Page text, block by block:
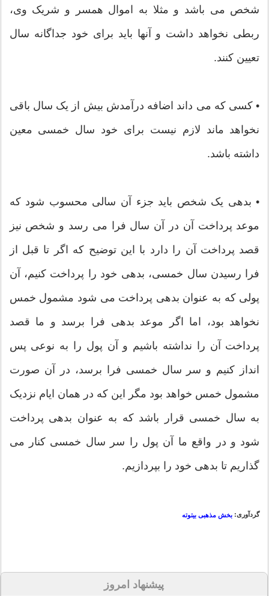
شخص می باشد و مثلا به اموال همسر و شریک وی،
ربطی نخواهد داشت و آنها باید برای خود جداگانه سال
تعیین کنند.
• کسی که می داند اضافه درآمدش بیش از یک سال باقی
نخواهد ماند لازم نیست برای خود سال خمسی معین
داشته باشد.
• بدهی یک شخص باید جزء آن سالی محسوب شود که
موعد پرداخت آن در آن سال فرا می رسد و شخص نیز
قصد پرداخت آن را دارد با این توضیح که اگر تا قبل از
فرا رسیدن سال خمسی، بدهی خود را پرداخت کنیم، آن
پولی که به عنوان بدهی پرداخت می شود مشمول خمس
نخواهد بود، اما اگر موعد بدهی فرا برسد و ما قصد
پرداخت آن را نداشته باشیم و آن پول را به نوعی پس
انداز کنیم و سر سال خمسی فرا برسد، در آن صورت
مشمول خمس خواهد بود مگر این که در همان ایام نزدیک
به سال خمسی قرار باشد که به عنوان بدهی پرداخت
شود و در واقع ما آن پول را سر سال خمسی کنار می
گذاریم تا بدهی خود را بپردازیم.
گردآوری: بخش مذهبی بیتوته
پیشنهاد امروز